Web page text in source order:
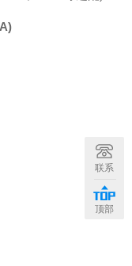
联系
顶部